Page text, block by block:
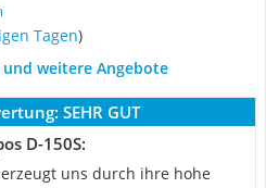
Tagen)
weitere Angebote
SEHR GUT
D-150S:
uns durch ihre hohe